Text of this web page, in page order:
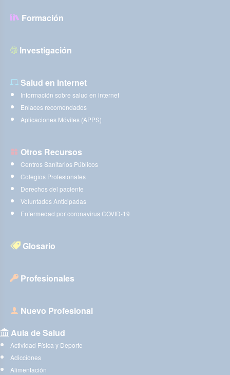
Formación
Investigación
Salud en Internet
Información sobre salud en internet
Enlaces recomendados
Aplicaciones Móviles (APPS)
Otros Recursos
Centros Sanitarios Públicos
Colegios Profesionales
Derechos del paciente
Voluntades Anticipadas
Enfermedad por coronavirus COVID-19
Glosario
Profesionales
Nuevo Profesional
Aula de Salud
Actividad Física y Deporte
Adicciones
Alimentación